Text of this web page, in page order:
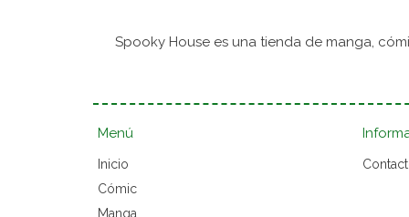
Spooky House es una tienda de manga,
Menú
Inicio
Cómic
Manga